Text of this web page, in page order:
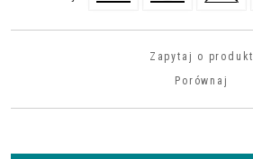
Zapytaj o produkt
Porównaj